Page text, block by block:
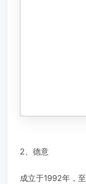
2、德意
成立于1992年，